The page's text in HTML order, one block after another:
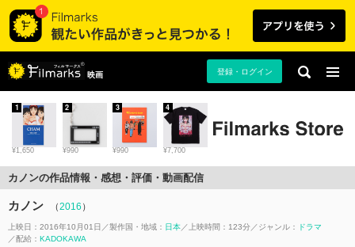
映画 登録・ログイン
¥1,650
1
¥990
2
¥990
3
¥7,700
4
カノンの作品情報・感想・評価・動画配信
カノン （2016 ）
上映日：2016年10月01日 製作国・地域： 日本 上映時間：123分 ジャンル：
ドラマ
配給： KADOKAWA